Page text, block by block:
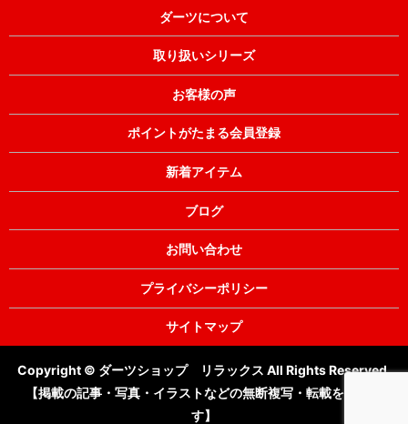
ダーツについて
取り扱いシリーズ
お客様の声
ポイントがたまる会員登録
新着アイテム
ブログ
お問い合わせ
プライバシーポリシー
サイトマップ
Copyright © ダーツショップ リラックス All Rights Reserved.
【掲載の記事・写真・イラストなどの無断複写・転載を禁じま
す】